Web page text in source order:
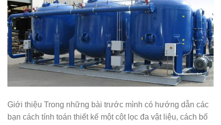
Giới thiệu Trong những bài trước mình có hướng dẫn các
bạn cách tính toán thiết kế một cột lọc đa vật liệu, cách bố